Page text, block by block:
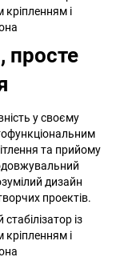
просте
у своєму
та прийому
дизайн
проектів.